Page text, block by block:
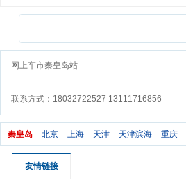
网上车市秦皇岛站
联系方式：18032722527 13111716856
秦皇岛 北京 上海 天津 天津滨海 重庆
友情链接